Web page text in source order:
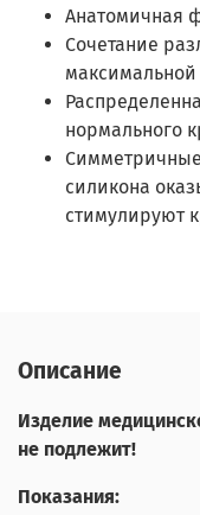
Анатомичная
Сочетание
нормального
силикона
стимулируют
Описание
Изделие
не подлежит!
Показания: